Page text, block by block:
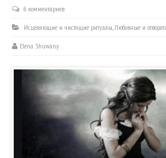
6 комментариев
Исцеляющие и чистящие ритуалы,Любовные и
Elena Shuwany